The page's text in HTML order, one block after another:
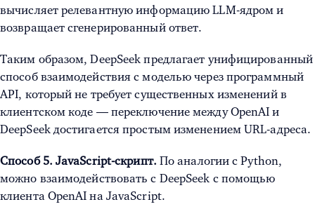
вычисляет релевантную информацию LLM-ядром и
возвращает сгенерированный ответ.
Таким образом, DeepSeek предлагает унифицированный
способ взаимодействия с моделью через программный
API, который не требует существенных изменений в
клиентском коде — переключение между OpenAI и
DeepSeek достигается простым изменением URL-адреса.
Способ 5. JavaScript-скрипт. По аналогии с Python,
можно взаимодействовать с DeepSeek с помощью
клиента OpenAI на JavaScript.